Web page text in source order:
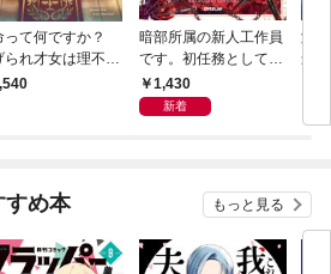
って何ですか？
られ才女は理不尽
慢をやめることに
暗部所属の新人工作員
です。初任務として皇
帝陛下の偽妃を演じて
いたら溺愛されてしま
書き下ろしSS付き】
1,430
新着
激
最
すめ本 もっと見る